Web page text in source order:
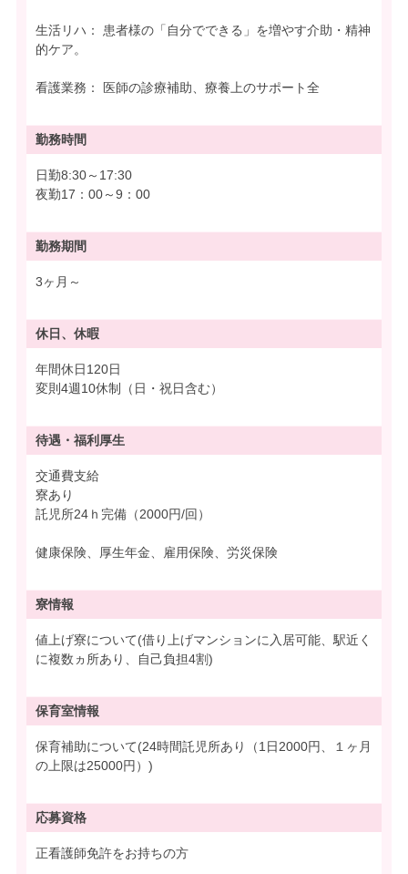
生活リハ： 患者様の「自分でできる」を増やす介助・精神
的ケア。
看護業務： 医師の診療補助、療養上のサポート全
勤務時間
日勤8:30～17:30
夜勤17：00～9：00
勤務期間
3ヶ月～
休日、休暇
年間休日120日
変則4週10休制（日・祝日含む）
待遇・ 福利厚生
交通費支給
寮あり
託児所24ｈ完備（2000円/回）
健康保険、厚生年金、雇用保険、労災保険
寮情報
値上げ寮について(借り上げマンションに入居可能、駅近く
に複数ヵ所あり、自己負担4割)
保育室情報
保育補助について(24時間託児所あり（1日2000円、１ヶ月
の上限は25000円）)
応募資格
正看護師免許をお持ちの方